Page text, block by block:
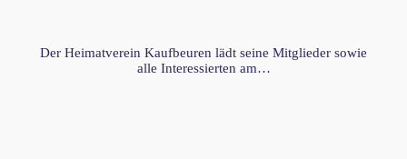
Der Heimatverein Kaufbeuren lädt seine Mitglieder sowie
alle Interessierten am…